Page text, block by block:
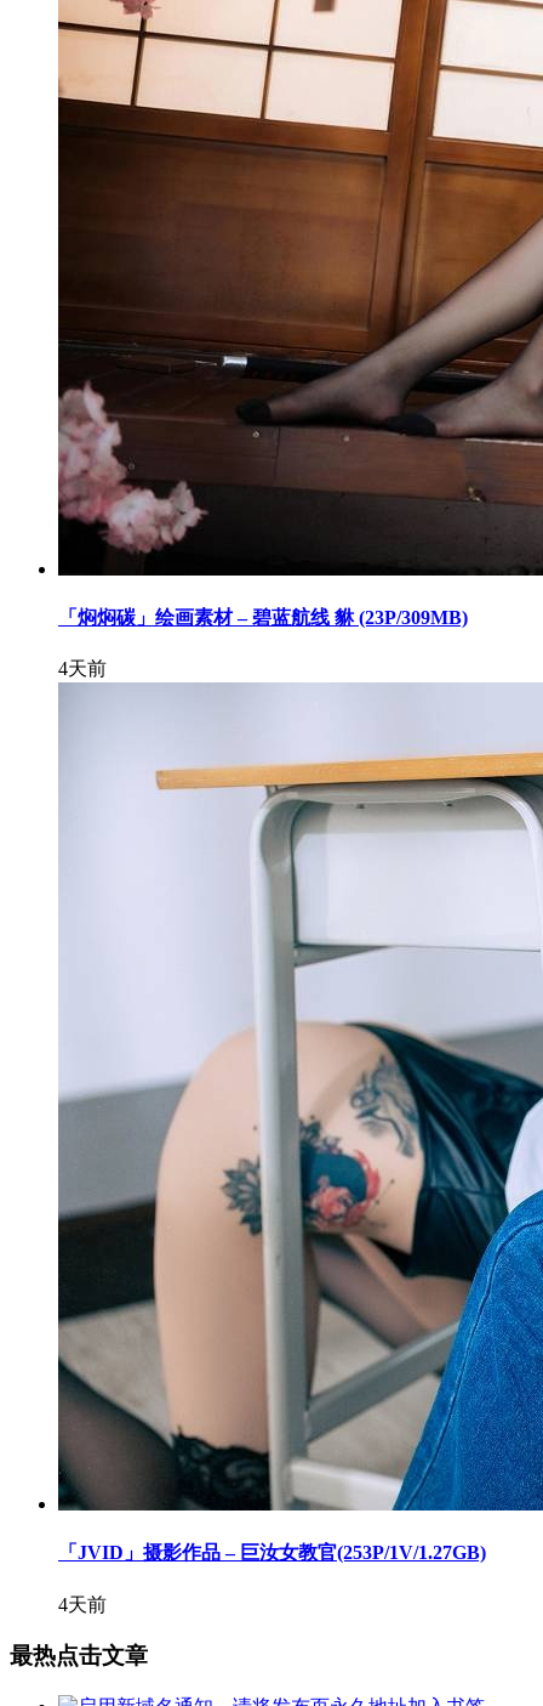
「焖焖碳」绘画素材 – 碧蓝航线 貅 (23P/309MB)
4天前
「JVID」摄影作品 – 巨汝女教官(253P/1V/1.27GB)
4天前
最热点击文章